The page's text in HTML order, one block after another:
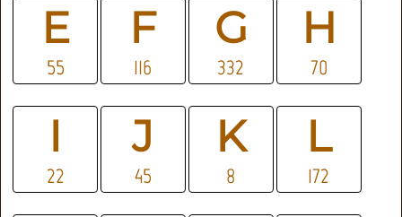
E
55
F
116
G
332
H
70
I
22
J
45
K
8
L
172